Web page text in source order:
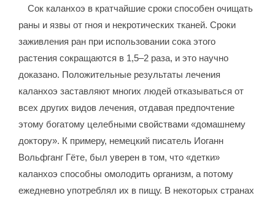
Сок каланхоэ в кратчайшие сроки способен очищать
раны и язвы от гноя и некротических тканей. Сроки
заживления ран при использовании сока этого
растения сокращаются в 1,5–2 раза, и это научно
доказано. Положительные результаты лечения
каланхоэ заставляют многих людей отказываться от
всех других видов лечения, отдавая предпочтение
этому богатому целебными свойствами «домашнему
доктору». К примеру, немецкий писатель Иоганн
Вольфганг Гёте, был уверен в том, что «детки»
каланхоэ способны омолодить организм, а потому
ежедневно употреблял их в пищу. В некоторых странах